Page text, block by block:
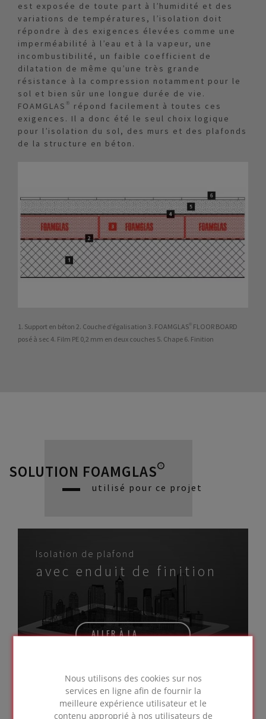
Nous utilisons des cookies sur nos
services en ligne afin de fournir la
meilleure expérience utilisateur et le
contenu approprié à nos utilisateurs de
est exposée de toute part à l’humidité et des
variations de températures, l’isolation doit
répondre à des exigences élevées comme une
imperméabilité à l’eau et à la vapeur, une
incombustibilité, un faible coefficient de
dilatation de même qu’une très grande
résistance à la compression notamment pour le
sol et bien sûr une longue durée de vie.
FOAMGLAS® répond facilement à toutes ces
exigences. Il a donc été le seul choix logique
pour l’isolation du sol, des murs et des plafonds
de la structure en béton.
1. Support en béton 2. Couche d’égalisation 3. FOAMGLAS® FLOOR BOARD
posé à sec 4. Film PE 0,2 mm en deux couches 5. Chape 6. Finition
SOLUTION FOAMGLAS®
utilisé pour ce projet
Isolation de plafond
avec enduit de finition
ALLER À LA
Isolation de sol intérieur sous chape